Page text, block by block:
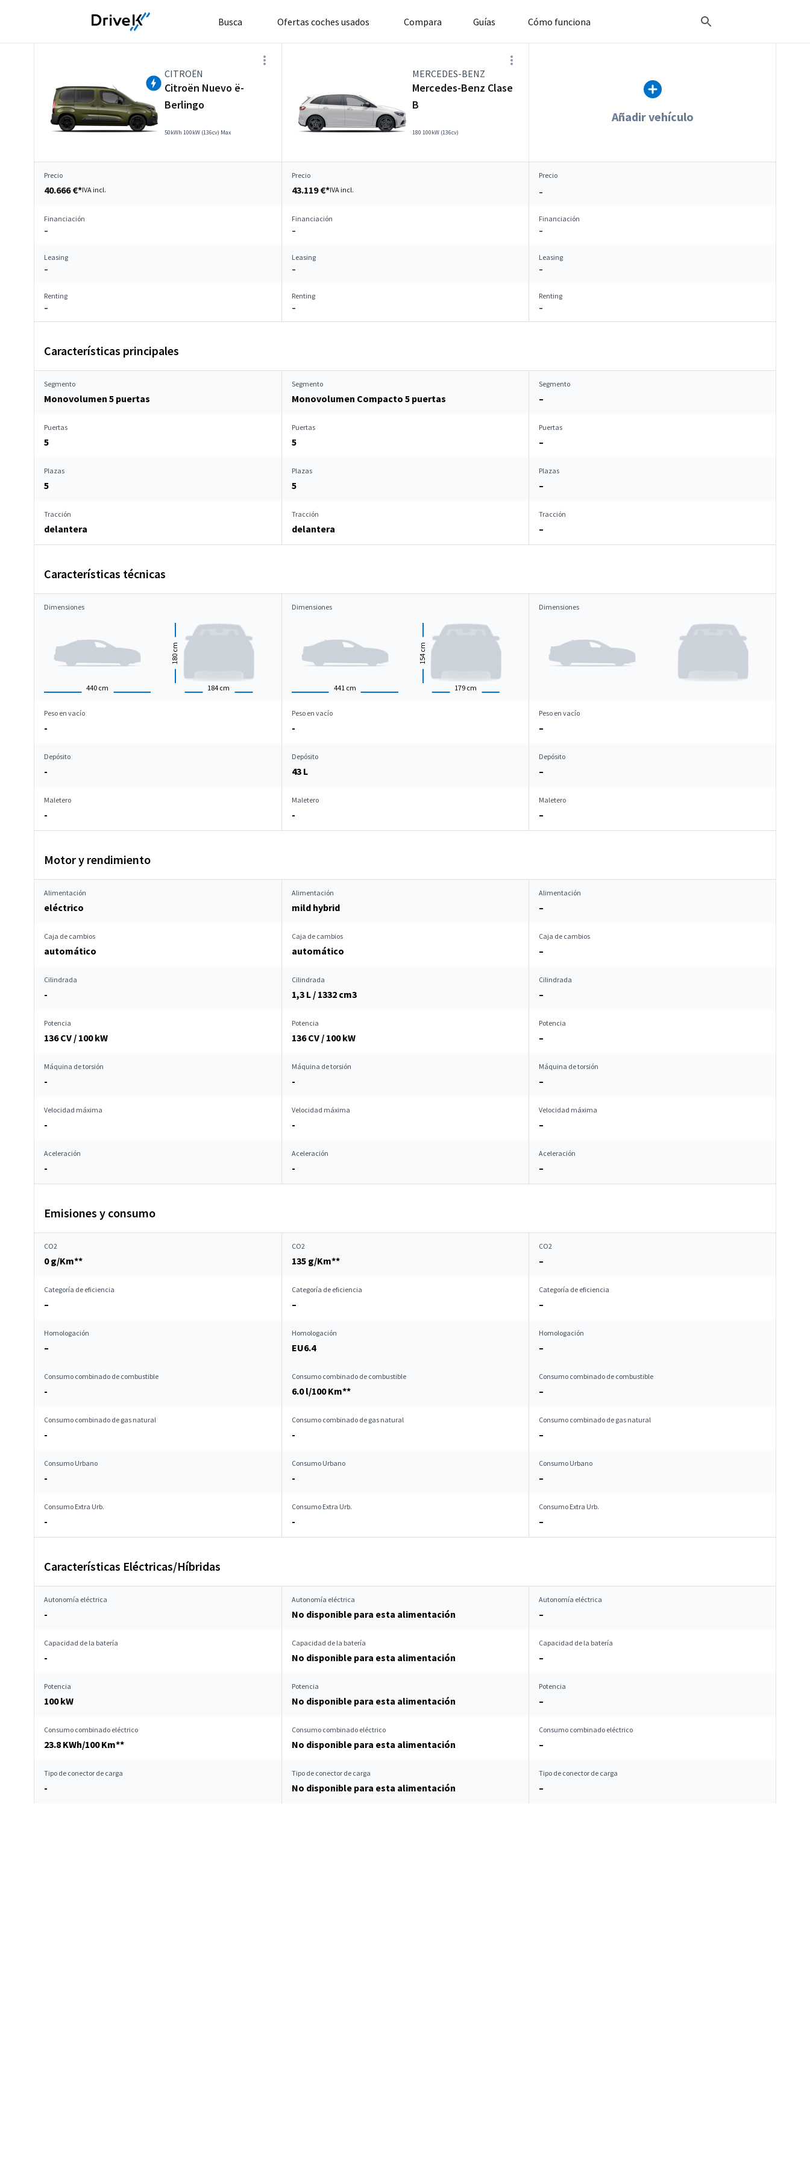
Busca Ofertas coches usados Compara Guías Cómo funciona
CITROËN
Citroën Nuevo ë-
Berlingo
50kWh 100kW (136cv) Max
MERCEDES-BENZ
Mercedes-Benz Clase
B
180 100kW (136cv)
Añadir vehículo
Precio
40.666 €*IVA incl.
Precio
43.119 €*IVA incl.
Precio
–
Financiación
–
Financiación
–
Financiación
–
Leasing
–
Leasing
–
Leasing
–
Renting
–
Renting
–
Renting
–
Características principales
Segmento
Monovolumen 5 puertas
Segmento
Monovolumen Compacto 5 puertas
Segmento
–
Puertas
5
Puertas
5
Puertas
–
Plazas
5
Plazas
5
Plazas
–
Tracción
delantera
Tracción
delantera
Tracción
–
Características técnicas
Dimensiones
440 cm 184 cm
180
cm
Dimensiones
441 cm 179 cm
154
cm
Dimensiones
Peso en vacío
-
Peso en vacío
-
Peso en vacío
–
Depósito
-
Depósito
43 L
Depósito
–
Maletero
-
Maletero
-
Maletero
–
Motor y rendimiento
Alimentación
eléctrico
Alimentación
mild hybrid
Alimentación
–
Caja de cambios
automático
Caja de cambios
automático
Caja de cambios
–
Cilindrada
-
Cilindrada
1,3 L / 1332 cm3
Cilindrada
–
Potencia
136 CV / 100 kW
Potencia
136 CV / 100 kW
Potencia
–
Máquina de torsión
-
Máquina de torsión
-
Máquina de torsión
–
Velocidad máxima
-
Velocidad máxima
-
Velocidad máxima
–
Aceleración
-
Aceleración
-
Aceleración
–
Emisiones y consumo
CO2
0 g/Km**
CO2
135 g/Km**
CO2
–
Categoría de eficiencia
–
Categoría de eficiencia
–
Categoría de eficiencia
–
Homologación
–
Homologación
EU6.4
Homologación
–
Consumo combinado de combustible
-
Consumo combinado de combustible
6.0 l/100 Km**
Consumo combinado de combustible
–
Consumo combinado de gas natural
-
Consumo combinado de gas natural
-
Consumo combinado de gas natural
–
Consumo Urbano
-
Consumo Urbano
-
Consumo Urbano
–
Consumo Extra Urb.
-
Consumo Extra Urb.
-
Consumo Extra Urb.
–
Características Eléctricas/Híbridas
Autonomía eléctrica
-
Autonomía eléctrica
No disponible para esta alimentación
Autonomía eléctrica
–
Capacidad de la batería
-
Capacidad de la batería
No disponible para esta alimentación
Capacidad de la batería
–
Potencia
100 kW
Potencia
No disponible para esta alimentación
Potencia
–
Consumo combinado eléctrico
23.8 KWh/100 Km**
Consumo combinado eléctrico
No disponible para esta alimentación
Consumo combinado eléctrico
–
Tipo de conector de carga
-
Tipo de conector de carga
No disponible para esta alimentación
Tipo de conector de carga
–